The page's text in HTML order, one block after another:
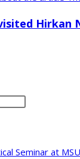
Hirkan
Seminar at